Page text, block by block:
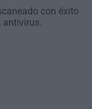
con éxito
antivirus.